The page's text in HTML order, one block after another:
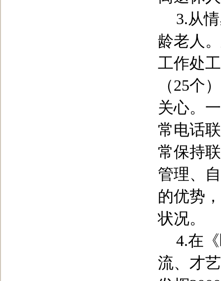
3.从
龄老人
工作处
（25个
关心。
常电话
常保持
管理、
的优势
状况。
4.在
流、才